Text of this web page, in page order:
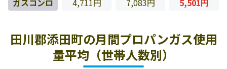
ガスコンロ
4,711円 7,083円 5,501円
田川郡添田町の月間プロパンガス使用
量平均（世帯人数別）